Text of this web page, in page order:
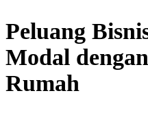
Peluang
Modal
Rumah